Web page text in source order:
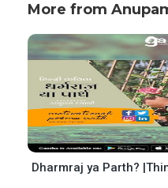
More from